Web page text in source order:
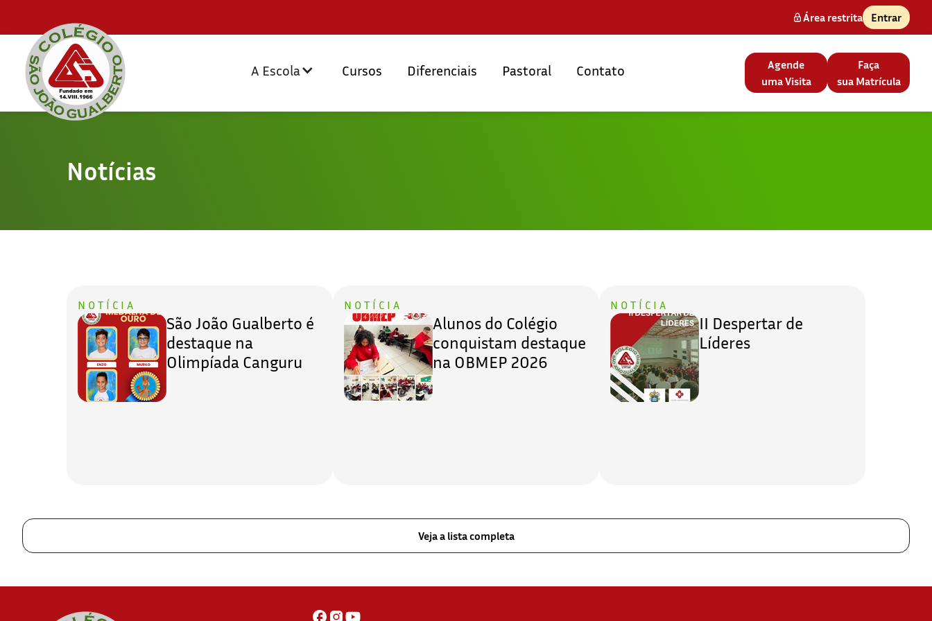
Área restrita Entrar
A Escola Cursos Diferenciais Pastoral Contato
Agende
uma Visita
Faça
sua Matrícula
Notícias
NOTÍCIA
São João Gualberto é
destaque na
Olimpíada Canguru
NOTÍCIA
Alunos do Colégio
conquistam destaque
na OBMEP 2026
NOTÍCIA
II Despertar de
Líderes
Veja a lista completa